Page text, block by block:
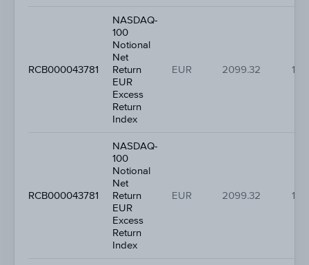
RCB000043781
NASDAQ-
100
Notional
Net
Return
EUR
Excess
Return
Index
EUR 2099.32
RCB000043781
NASDAQ-
100
Notional
Net
Return
EUR
Excess
Return
Index
EUR 2099.32